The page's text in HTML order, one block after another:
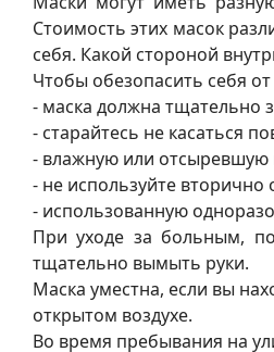
Стоимость этих масок
себя. Какой стороной
Чтобы обезопасить себя
- маска должна тщательно
- старайтесь не касаться
- влажную или отсыревшую
- не используйте вторично
- использованную
При уходе за больным,
тщательно вымыть руки.
Маска уместна, если вы
открытом воздухе.
Во время пребывания на